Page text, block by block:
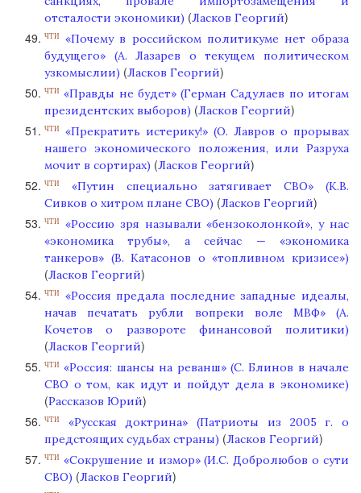
отсталости экономики) (Ласков Георгий)
ЧТИ
«Почему в российском политикуме нет образа
будущего» (А. Лазарев о текущем политическом
узкомыслии) (Ласков Георгий)
ЧТИ
«Правды не будет» (Герман Садулаев по итогам
президентских выборов) (Ласков Георгий)
ЧТИ
«Прекратить истерику!» (О. Лавров о прорывах
нашего экономического положения, или Разруха
мочит в сортирах) (Ласков Георгий)
ЧТИ
«Путин специально затягивает СВО» (К.В.
Сивков о хитром плане СВО) (Ласков Георгий)
ЧТИ
«Россию зря называли «бензоколонкой», у нас
«экономика трубы», а сейчас — «экономика
танкеров» (В. Катасонов о «топливном кризисе»)
(Ласков Георгий)
ЧТИ
«Россия предала последние западные идеалы,
начав печатать рубли вопреки воле МВФ» (А.
Кочетов о развороте финансовой политики)
(Ласков Георгий)
ЧТИ
«Россия: шансы на реванш» (С. Блинов в начале
СВО о том, как идут и пойдут дела в экономике)
(Рассказов Юрий)
ЧТИ
«Русская доктрина» (Патриоты из 2005 г. о
предстоящих судьбах страны) (Ласков Георгий)
ЧТИ «Сокрушение и измор» (И.С. Добролюбов о сути
СВО) (Ласков Георгий)